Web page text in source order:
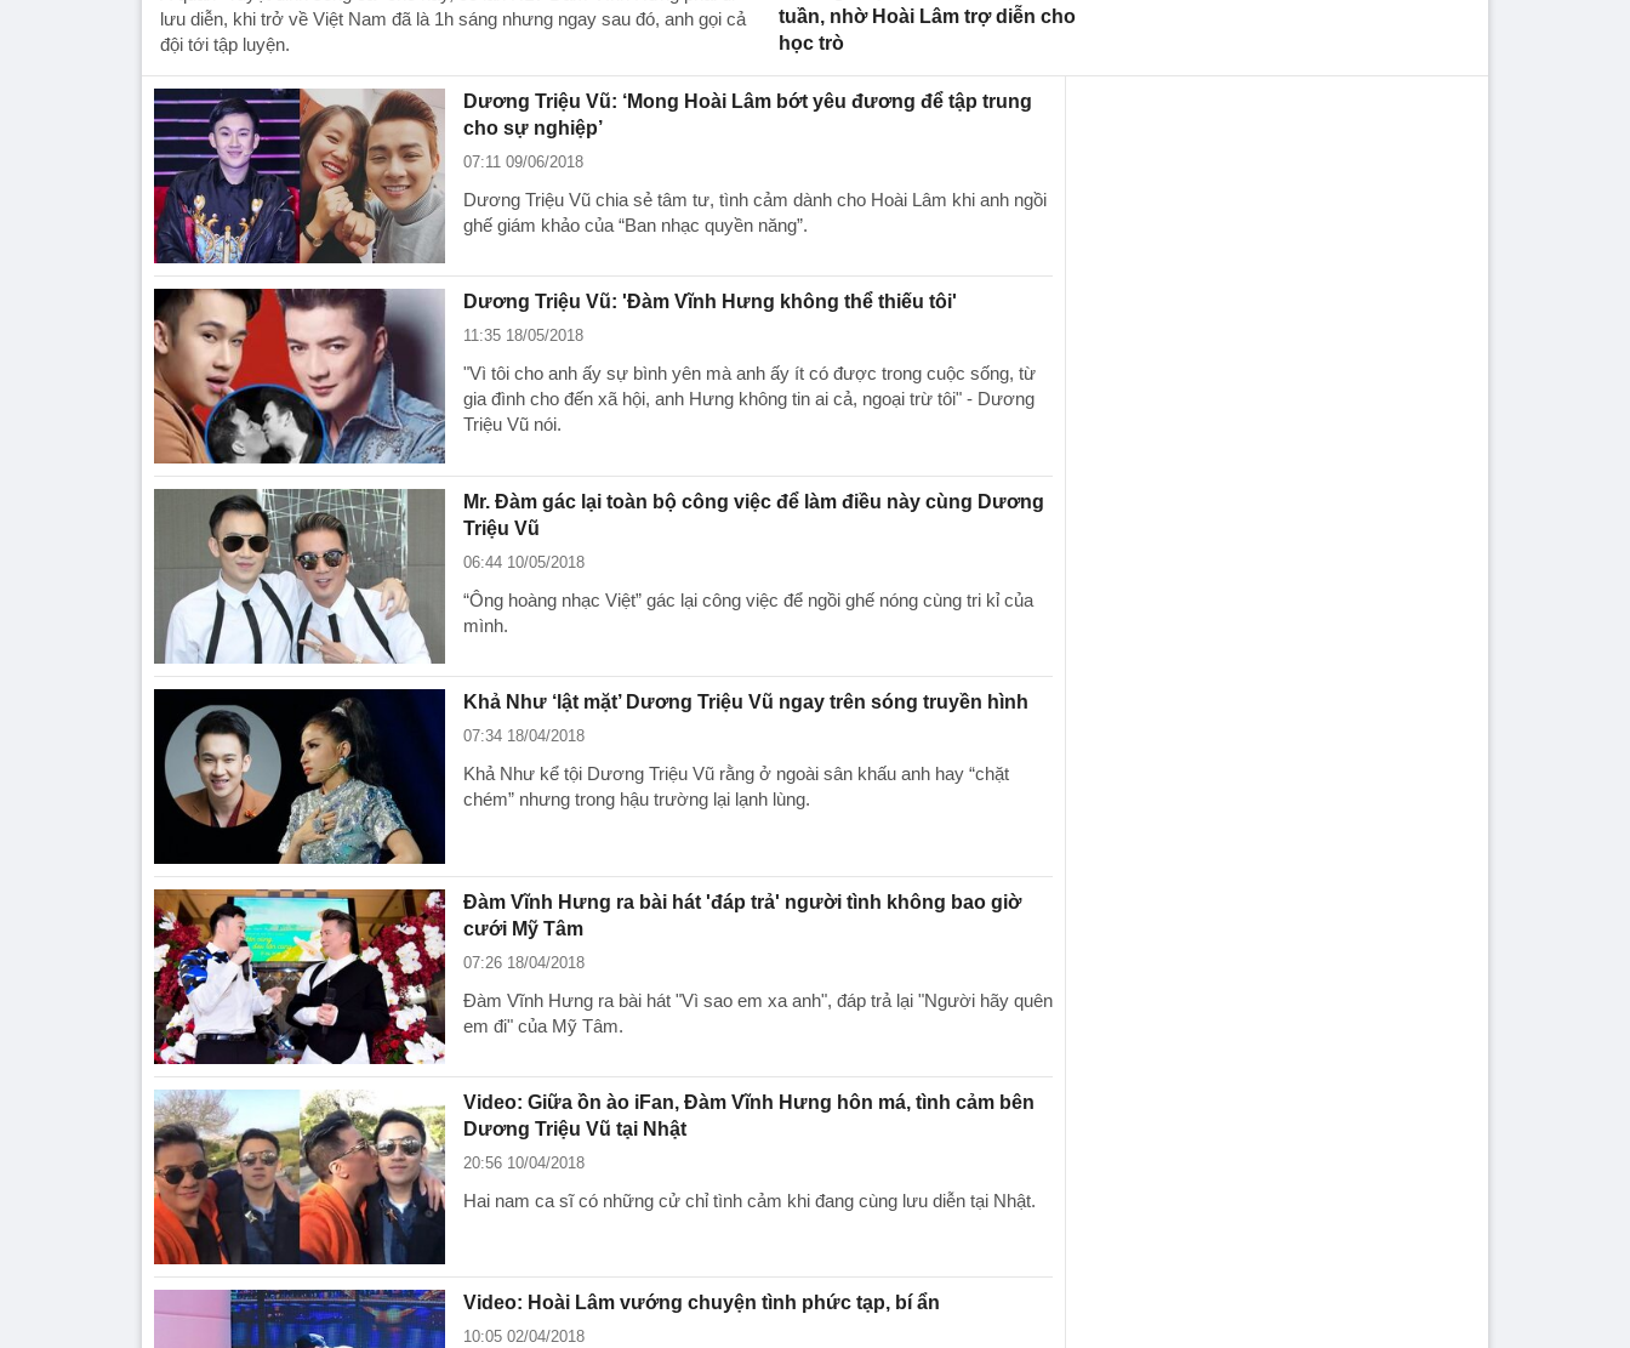
lưu diễn, khi trở về Việt Nam đã là 1h sáng nhưng ngay sau đó, anh gọi cả
đội tới tập luyện.
tuần, nhờ Hoài Lâm trợ diễn cho
học trò
Dương Triệu Vũ: ‘Mong Hoài Lâm bớt yêu đương để tập trung
cho sự nghiệp’
07:11 09/06/2018
Dương Triệu Vũ chia sẻ tâm tư, tình cảm dành cho Hoài Lâm khi anh ngồi
ghế giám khảo của “Ban nhạc quyền năng”.
Dương Triệu Vũ: 'Đàm Vĩnh Hưng không thể thiếu tôi'
11:35 18/05/2018
"Vì tôi cho anh ấy sự bình yên mà anh ấy ít có được trong cuộc sống, từ
gia đình cho đến xã hội, anh Hưng không tin ai cả, ngoại trừ tôi" - Dương
Triệu Vũ nói.
Mr. Đàm gác lại toàn bộ công việc để làm điều này cùng Dương
Triệu Vũ
06:44 10/05/2018
“Ông hoàng nhạc Việt” gác lại công việc để ngồi ghế nóng cùng tri kỉ của
mình.
Khả Như ‘lật mặt’ Dương Triệu Vũ ngay trên sóng truyền hình
07:34 18/04/2018
Khả Như kể tội Dương Triệu Vũ rằng ở ngoài sân khấu anh hay “chặt
chém” nhưng trong hậu trường lại lạnh lùng.
Đàm Vĩnh Hưng ra bài hát 'đáp trả' người tình không bao giờ
cưới Mỹ Tâm
07:26 18/04/2018
Đàm Vĩnh Hưng ra bài hát "Vì sao em xa anh", đáp trả lại "Người hãy quên
em đi" của Mỹ Tâm.
Video: Giữa ồn ào iFan, Đàm Vĩnh Hưng hôn má, tình cảm bên
Dương Triệu Vũ tại Nhật
20:56 10/04/2018
Hai nam ca sĩ có những cử chỉ tình cảm khi đang cùng lưu diễn tại Nhật.
Video: Hoài Lâm vướng chuyện tình phức tạp, bí ẩn
10:05 02/04/2018